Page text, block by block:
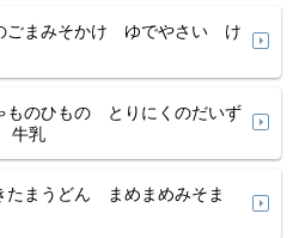
まみそかけ ゆでやさい け
のひもの とりにくのだいず
牛乳
まうどん まめまめみそま